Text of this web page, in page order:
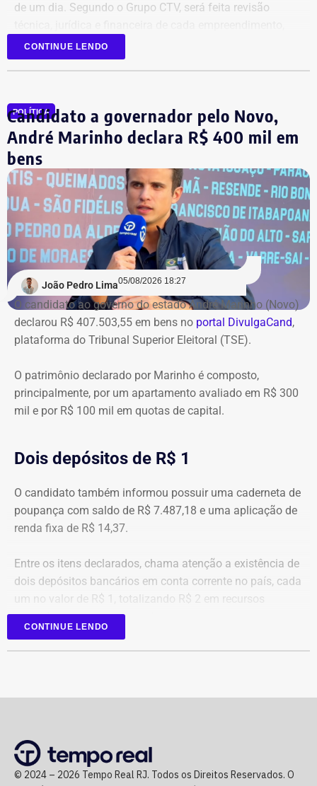
de um dia. Segundo o Grupo CTV, será feita revisão
antes da retomada dos canteiros. Cronogramas de
entrega terão novas datas. Também haverá a definição
a Artesanal investimentos.
CONTINUE LENDO
POLÍTICA
Candidato a governador pelo Novo,
André Marinho declara R$ 400 mil em
bens
João Pedro Lima05/08/2026 18:27
O candidato ao governo do estado André Marinho (Novo)
declarou R$ 407.503,55 em bens no portal DivulgaCand,
plataforma do Tribunal Superior Eleitoral (TSE).
O patrimônio declarado por Marinho é composto,
principalmente, por um apartamento avaliado em R$ 300
mil e por R$ 100 mil em quotas de capital.
Dois depósitos de R$ 1
O candidato também informou possuir uma caderneta de
poupança com saldo de R$ 7.487,18 e uma aplicação de
renda fixa de R$ 14,37.
Entre os itens declarados, chama atenção a existência de
dois depósitos bancários em conta corrente no país, cada
um no valor de R$ 1, totalizando R$ 2 em recursos
mantidos em contas correntes.
A tenente-coronel da Polícia Militar Erigreyce Monteiro
CONTINUE LENDO
© 2024 – 2026 Tempo Real RJ. Todos os Direitos Reservados. O